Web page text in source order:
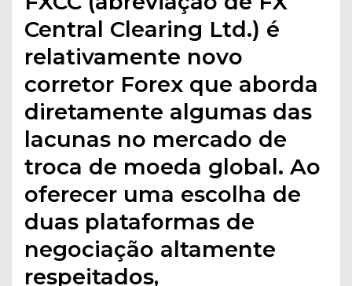
Central Clearing Ltd.) é
relativamente novo
corretor Forex que aborda
diretamente algumas das
lacunas no mercado de
troca de moeda global. Ao
oferecer uma escolha de
duas plataformas de
negociação altamente
respeitados,